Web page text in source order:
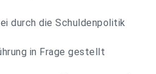
durch die Schuldenpolitik
in Frage gestellt